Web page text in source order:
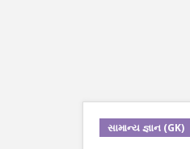
સામાન્ય જ્ઞાન (GK)